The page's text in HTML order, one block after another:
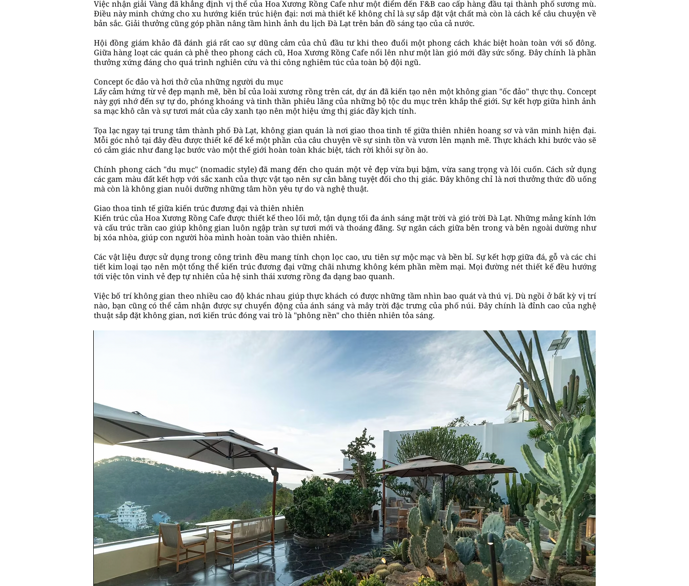
Việc nhận giải Vàng đã khẳng định vị thế của Hoa Xương Rồng Cafe như một điểm đến F&B cao cấp hàng đầu tại thành phố sương mù.
Điều này minh chứng cho xu hướng kiến trúc hiện đại: nơi mà thiết kế không chỉ là sự sắp đặt vật chất mà còn là cách kể câu chuyện về
bản sắc. Giải thưởng cũng góp phần nâng tầm hình ảnh du lịch Đà Lạt trên bản đồ sáng tạo của cả nước.
Hội đồng giám khảo đã đánh giá rất cao sự dũng cảm của chủ đầu tư khi theo đuổi một phong cách khác biệt hoàn toàn với số đông.
Giữa hàng loạt các quán cà phê theo phong cách cũ, Hoa Xương Rồng Cafe nổi lên như một làn gió mới đầy sức sống. Đây chính là phần
thưởng xứng đáng cho quá trình nghiên cứu và thi công nghiêm túc của toàn bộ đội ngũ.
Concept ốc đảo và hơi thở của những người du mục
Lấy cảm hứng từ vẻ đẹp mạnh mẽ, bền bỉ của loài xương rồng trên cát, dự án đã kiến tạo nên một không gian "ốc đảo" thực thụ. Concept
này gợi nhớ đến sự tự do, phóng khoáng và tinh thần phiêu lãng của những bộ tộc du mục trên khắp thế giới. Sự kết hợp giữa hình ảnh
sa mạc khô cằn và sự tươi mát của cây xanh tạo nên một hiệu ứng thị giác đầy kịch tính.
Tọa lạc ngay tại trung tâm thành phố Đà Lạt, không gian quán là nơi giao thoa tinh tế giữa thiên nhiên hoang sơ và văn minh hiện đại.
Mỗi góc nhỏ tại đây đều được thiết kế để kể một phần của câu chuyện về sự sinh tồn và vươn lên mạnh mẽ. Thực khách khi bước vào sẽ
có cảm giác như đang lạc bước vào một thế giới hoàn toàn khác biệt, tách rời khỏi sự ồn ào.
Chính phong cách "du mục" (nomadic style) đã mang đến cho quán một vẻ đẹp vừa bụi bặm, vừa sang trọng và lôi cuốn. Cách sử dụng
các gam màu đất kết hợp với sắc xanh của thực vật tạo nên sự cân bằng tuyệt đối cho thị giác. Đây không chỉ là nơi thưởng thức đồ uống
mà còn là không gian nuôi dưỡng những tâm hồn yêu tự do và nghệ thuật.
Giao thoa tinh tế giữa kiến trúc đương đại và thiên nhiên
Kiến trúc của Hoa Xương Rồng Cafe được thiết kế theo lối mở, tận dụng tối đa ánh sáng mặt trời và gió trời Đà Lạt. Những mảng kính lớn
và cấu trúc trần cao giúp không gian luôn ngập tràn sự tươi mới và thoáng đãng. Sự ngăn cách giữa bên trong và bên ngoài dường như
bị xóa nhòa, giúp con người hòa mình hoàn toàn vào thiên nhiên.
Các vật liệu được sử dụng trong công trình đều mang tính chọn lọc cao, ưu tiên sự mộc mạc và bền bỉ. Sự kết hợp giữa đá, gỗ và các chi
tiết kim loại tạo nên một tổng thể kiến trúc đương đại vững chãi nhưng không kém phần mềm mại. Mọi đường nét thiết kế đều hướng
tới việc tôn vinh vẻ đẹp tự nhiên của hệ sinh thái xương rồng đa dạng bao quanh.
Việc bố trí không gian theo nhiều cao độ khác nhau giúp thực khách có được những tầm nhìn bao quát và thú vị. Dù ngồi ở bất kỳ vị trí
nào, bạn cũng có thể cảm nhận được sự chuyển động của ánh sáng và mây trời đặc trưng của phố núi. Đây chính là đỉnh cao của nghệ
thuật sắp đặt không gian, nơi kiến trúc đóng vai trò là "phông nền" cho thiên nhiên tỏa sáng.